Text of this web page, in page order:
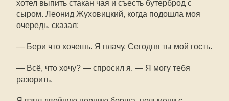
хотел выпить стакан чая и съесть бутерброд с
сыром. Леонид Жуховицкий, когда подошла моя
очередь, сказал:
— Бери что хочешь. Я плачу. Сегодня ты мой гость.
— Всё, что хочу? — спросил я. — Я могу тебя
разорить.